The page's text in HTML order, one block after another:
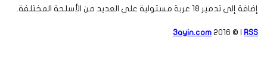
إضافة إلى تدمير 18 عربة مستولية على العديد من الأسلحة المختلفة.
3ayin.com 2016 © | RSS